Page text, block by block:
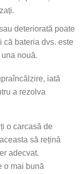
deteriorată poate
că bateria dvs. este
nouă.
iată
a rezolva
o carcasă de
să rețină
adecvat.
o mai bună